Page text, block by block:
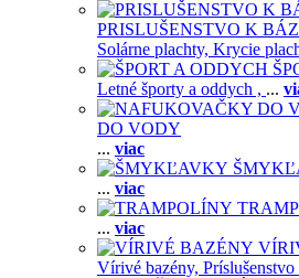
PRISLUŠENSTVO K
Solárne plachty, Krycie
Letné športy a oddych , ...
DO VODY
... viac
... viac
... viac
Vírivé bazény,